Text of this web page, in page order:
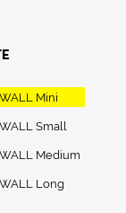
Mini
Small
Medium
Long